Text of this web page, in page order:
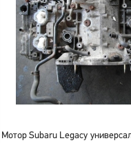
Мотор Subaru Legacy